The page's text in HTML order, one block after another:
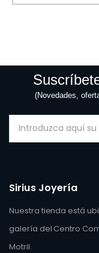
(Novedades,
Sirius Joyería
Nuestra tienda está
galería del Centro
Motril.